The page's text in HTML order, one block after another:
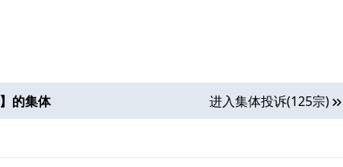
】的集体 进入集体投诉(125宗)